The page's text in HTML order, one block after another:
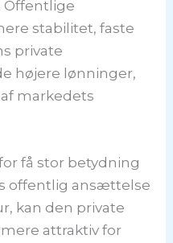
Offentlige
stabilitet, faste
private
højere lønninger,
markedets
få stor betydning
offentlig ansættelse
kan den private
attraktiv for